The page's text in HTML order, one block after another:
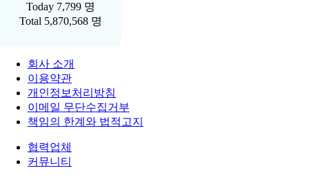
Today 7,799 명
Total 5,870,568 명
회사 소개
이용약관
개인정보처리방침
이메일 무단수집거부
책임의 한계와 법적고지
협력업체
커뮤니티